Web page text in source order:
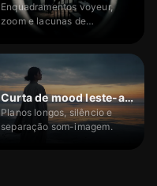
Enquadramentos voyeur,
zoom e lacunas de
Curta de mood leste-asiático
Planos longos, silêncio e
separação som-imagem.